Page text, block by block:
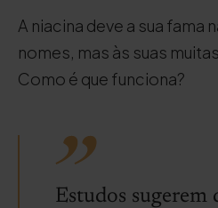
A niacina deve a sua fama
nomes, mas às suas
Como é que funciona?
Estudos sugerem